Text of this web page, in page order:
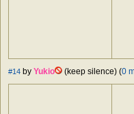
#14 by Yukio (keep silence) (0